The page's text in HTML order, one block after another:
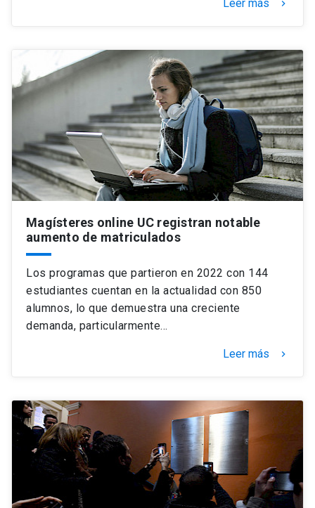
Leer más keyboard_arrow_right
Magísteres online UC registran notable
aumento de matriculados
Los programas que partieron en 2022 con 144
estudiantes cuentan en la actualidad con 850
alumnos, lo que demuestra una creciente
demanda, particularmente…
Leer más keyboard_arrow_right